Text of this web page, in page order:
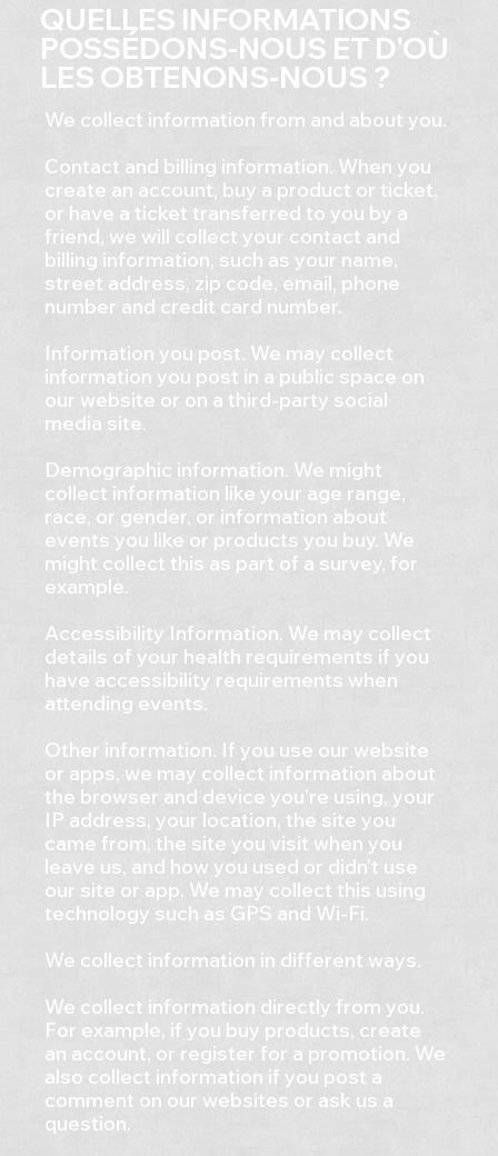
QUELLES INFORMATIONS
POSSÉDONS-NOUS ET D'OÙ
LES OBTENONS-NOUS ?
We collect information from and about you.
Contact and billing information. When you
create an account, buy a product or ticket,
or have a ticket transferred to you by a
friend, we will collect your contact and
billing information, such as your name,
street address, zip code, email, phone
number and credit card number.
Information you post. We may collect
information you post in a public space on
our website or on a third-party social
media site.
Demographic information. We might
collect information like your age range,
race, or gender, or information about
events you like or products you buy. We
might collect this as part of a survey, for
example.
Accessibility Information. We may collect
details of your health requirements if you
have accessibility requirements when
attending events.
Other information. If you use our website
or apps, we may collect information about
the browser and device you’re using, your
IP address, your location, the site you
came from, the site you visit when you
leave us, and how you used or didn’t use
our site or app. We may collect this using
technology such as GPS and Wi-Fi.
We collect information in different ways.
We collect information directly from you.
For example, if you buy products, create
an account, or register for a promotion. We
also collect information if you post a
comment on our websites or ask us a
question.